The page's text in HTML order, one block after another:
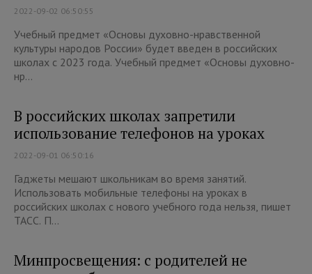
2022-09-02 06:50:55
Учебный предмет «Основы духовно-нравственной
культуры народов России» будет введен в российских
школах с 2023 года. Учебный предмет «Основы духовно-
нр...
В российских школах запретили
использование телефонов на уроках
2022-09-01 06:50:16
Гаджеты мешают школьникам во время занятий.
Использовать мобильные телефоны на уроках в
российских школах с нового учебного года нельзя, пишет
ТАСС. П...
Минпросвещения: с родителей не